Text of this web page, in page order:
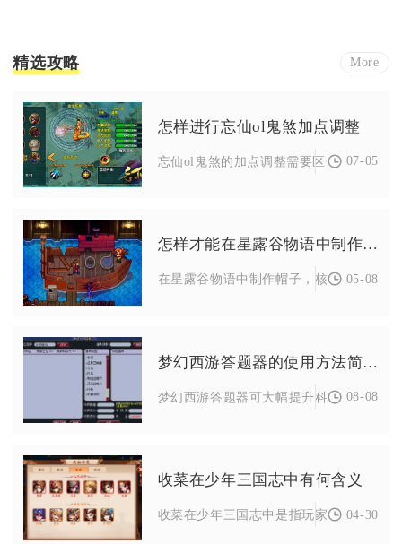
精选攻略 More
怎样进行忘仙ol鬼煞加点调整
忘仙ol鬼煞的加点调整需要区分PVE挂机
07-05
怎样才能在星露谷物语中制作出帽子
在星露谷物语中制作帽子，核心是解锁缝
05-08
梦幻西游答题器的使用方法简析
梦幻西游答题器可大幅提升科举、元宵灯
08-08
收菜在少年三国志中有何含义
收菜在少年三国志中是指玩家通过定时领
04-30